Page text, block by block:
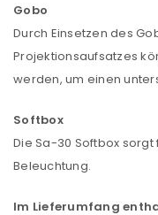
ANMELDEN
Benutzername
Gobo
Durch Einsetzen des
Projektionsaufsatzes
werden, um einen
Softbox
Die Sa-30 Softbox
Beleuchtung.
Im Lieferumfang